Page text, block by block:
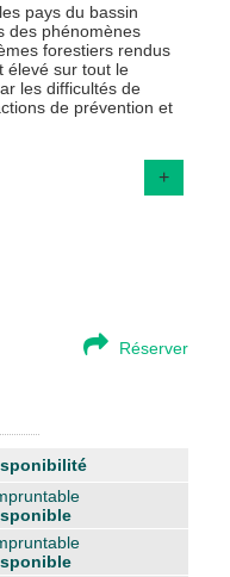
pays du bassin
des phénomènes
forestiers rendus
élevé sur tout le
les difficultés de
de prévention et
+
Réserver